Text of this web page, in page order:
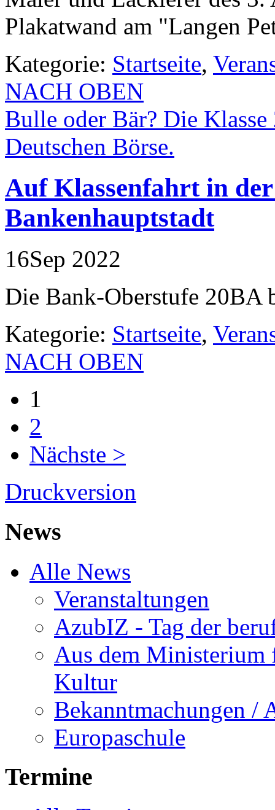
Plakatwand am "Langen
Kategorie: Startseite,
NACH OBEN
Bulle oder Bär? Die
Deutschen Börse.
Auf Klassenfahrt in der
Bankenhauptstadt
16Sep 2022
Die Bank-Oberstufe 20BA
Kategorie: Startseite,
NACH OBEN
1
2
Nächste >
Druckversion
News
Alle News
Veranstaltungen
AzubIZ - Tag der
Aus dem Ministerium
Kultur
Bekanntmachungen /
Europaschule
Termine